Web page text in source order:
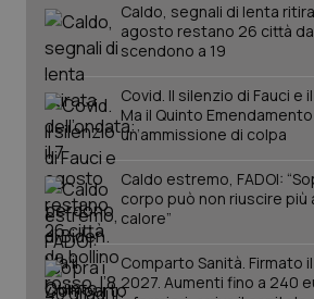
Caldo, segnali di lenta
agosto restano 26 città
scendono a 19
Covid. Il silenzio di Fauci e
Ma il Quinto
un’ammissione di colpa
Caldo estremo, FADOI:
corpo può non riuscire più
calore”
Comparto Sanità. Firmato
2027. Aumenti fino a 240
PHPSESSID